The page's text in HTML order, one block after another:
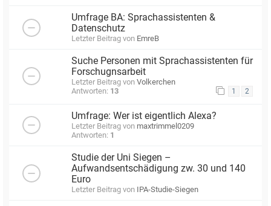
Umfrage BA: Sprachassistenten &
Datenschutz
Letzter Beitrag von EmreB
Suche Personen mit Sprachassistenten für
Forschugnsarbeit
Letzter Beitrag von Volkerchen
Antworten: 13 1 2
Umfrage: Wer ist eigentlich Alexa?
Letzter Beitrag von maxtrimmel0209
Antworten: 1
Studie der Uni Siegen –
Aufwandsentschädigung zw. 30 und 140
Euro
Letzter Beitrag von IPA-Studie-Siegen